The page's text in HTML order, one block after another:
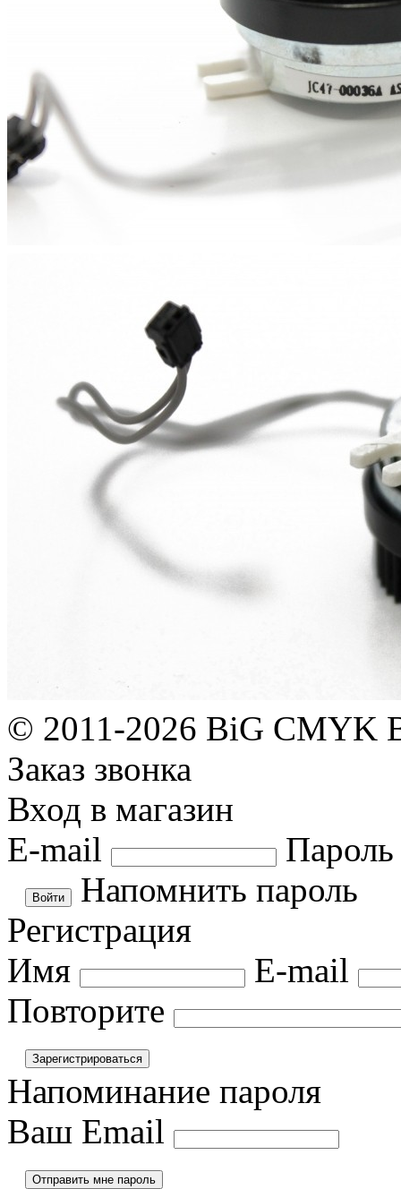
© 2011-2026 BiG CMYK
Заказ звонка
Вход в магазин
E-mail
Пароль
Напомнить пароль
Регистрация
Имя
E-mail
Повторите
Напоминание пароля
Ваш Email